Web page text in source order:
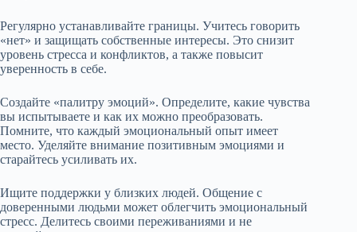
Регулярно устанавливайте границы. Учитесь говорить
«нет» и защищать собственные интересы. Это снизит
уровень стресса и конфликтов, а также повысит
уверенность в себе.
Создайте «палитру эмоций». Определите, какие чувства
вы испытываете и как их можно преобразовать.
Помните, что каждый эмоциональный опыт имеет
место. Уделяйте внимание позитивным эмоциями и
старайтесь усиливать их.
Ищите поддержки у близких людей. Общение с
доверенными людьми может облегчить эмоциональный
стресс. Делитесь своими переживаниями и не